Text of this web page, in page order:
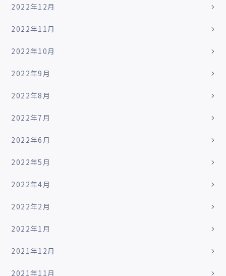
2022年12月
2022年11月
2022年10月
2022年9月
2022年8月
2022年7月
2022年6月
2022年5月
2022年4月
2022年2月
2022年1月
2021年12月
2021年11月